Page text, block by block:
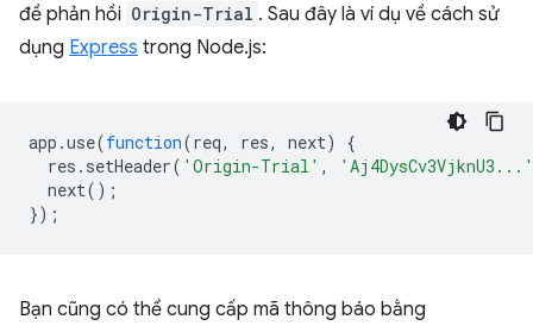
đề phản hồi Origin-Trial . Sau đây là ví dụ về cách sử
dụng Express trong Node.js:
app .use(function(req, res, next)
{
res . setHeader( 'Origin-Trial' ,
'Aj4DysCv3VjknU3...'
next();
});
Bạn cũng có thể cung cấp mã thông báo bằng